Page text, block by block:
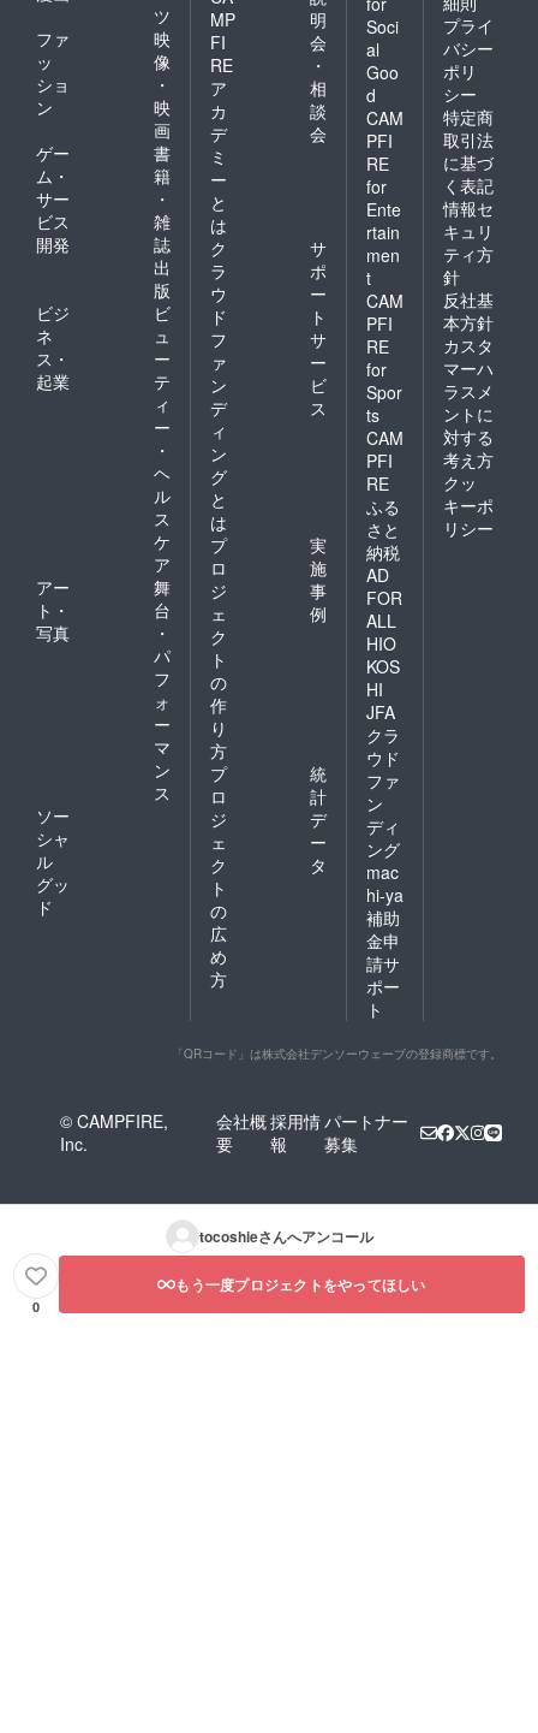
ツ
ファ
ッ
ショ
ン
映
像
・
映
画
ゲー
ム・
サー
ビス
開発
書
籍
・
雑
誌
出
版
ビジ
ネ
ス・
起業
ビ
ュ
ー
テ
ィ
ー
・
ヘ
ル
ス
ケ
ア
アー
ト・
写真
舞
台
・
パ
フ
ォ
ー
マ
ン
ス
ソー
シャ
ル
グッ
ド
MP
FI
RE
ア
カ
デ
ミ
ー
と
は
明
会
・
相
談
会
ク
ラ
ウ
ド
フ
ァ
ン
デ
ィ
ン
グ
と
は
サ
ポ
ー
ト
サ
ー
ビ
ス
プ
ロ
ジ
ェ
ク
ト
の
作
り
方
実
施
事
例
プ
ロ
ジ
ェ
ク
ト
の
広
め
方
統
計
デ
ー
タ
Soci
al
Goo
d
CAM
PFI
RE
for
Ente
rtain
men
t
CAM
PFI
RE
for
Spor
ts
CAM
PFI
RE
ふる
さと
納税
AD
FOR
ALL
HIO
KOS
HI
JFA
クラ
ウド
ファ
ン
ディ
ング
mac
hi-ya
補助
金申
請サ
ポー
ト
プライ
バシー
ポリ
シー
特定商
取引法
に基づ
く表記
情報セ
キュリ
ティ方
針
反社基
本方針
カスタ
マーハ
ラスメ
ントに
対する
考え方
クッ
キーポ
リシー
「QRコード」は株式会社デンソーウェーブの登録商標です。
© CAMPFIRE,
Inc.
会社概
要
採用情
報
パートナー
募集
tocoshieさんへアンコール
0
もう一度プロジェクトをやってほしい